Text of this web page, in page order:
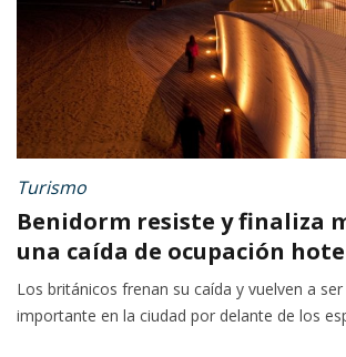
Turismo
Benidorm resiste y finaliza
una caída de ocupación
Los británicos frenan su caída y vuelven a
importante en la ciudad por delante de los